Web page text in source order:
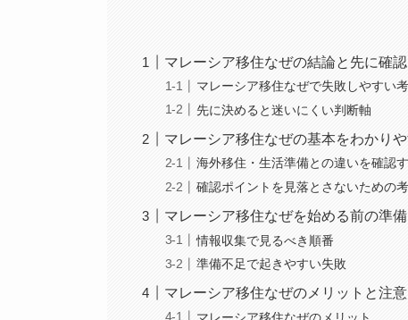
マレーシア移住なぜの結論と先に確
マレーシア移住なぜで失敗しやすい
先に決めると迷いにくい判断軸
マレーシア移住なぜの基本をわかり
海外移住・生活準備との違いを確認
確認ポイントを見落とさないための
マレーシア移住なぜを始める前の準備
情報収集で見るべき順番
準備不足で起きやすい失敗
マレーシア移住なぜのメリットと注
マレーシア移住なぜのメリット